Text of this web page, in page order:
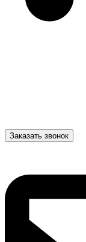
Заказать звонок